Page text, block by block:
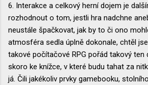
6. Interakce a celkový herní dojem je
rozhodnout o tom, jestli hra nadchne
neustále špačkovat, jak by to či ono
atmosféra sedla úplně dokonale, chtěl
takové počítačové RPG pořád takový ten
skoro ke knížce, v které budu tahat za
já. Čili jakékoliv prvky gamebooku,